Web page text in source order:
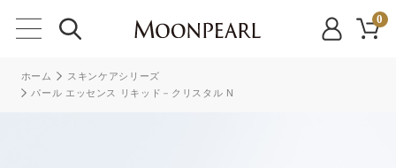
0
ホーム
スキンケアシリーズ
パール エッセンス リキッド－クリスタル N